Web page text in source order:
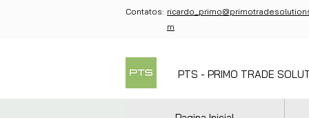
Contatos:
m
PTS - PRIMO TRADE